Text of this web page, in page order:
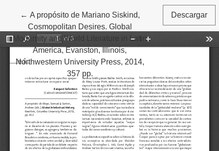
← Volver a los detalles del artículo
A propósito de Mariano Siskind,
Cosmopolitan Desires. Global
Modernity and World Literature in Latin
America, Evanston, Illinois,
Northwestern University Press, 2014,
357 pp.
Descargar